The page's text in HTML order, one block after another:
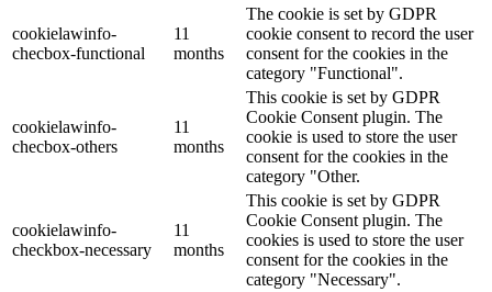
cookielawinfo-
checbox-functional
11
months
The cookie is set by GDPR
cookie consent to record the user
consent for the cookies in the
category "Functional".
cookielawinfo-
checbox-others
11
months
This cookie is set by GDPR
Cookie Consent plugin. The
cookie is used to store the user
consent for the cookies in the
category "Other.
cookielawinfo-
checkbox-necessary
11
months
This cookie is set by GDPR
Cookie Consent plugin. The
cookies is used to store the user
consent for the cookies in the
category "Necessary".